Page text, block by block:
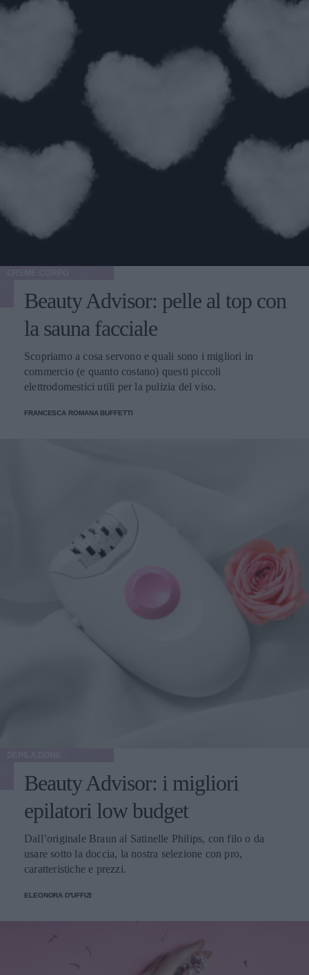
Beauty Advisor: pelle al top con
la sauna facciale
Scopriamo a cosa servono e quali sono i migliori in
commercio (e quanto costano) questi piccoli
elettrodomestici utili per la pulizia del viso.
FRANCESCA ROMANA BUFFETTI
Beauty Advisor: i migliori
epilatori low budget
Dall’originale Braun al Satinelle Philips, con filo o da
usare sotto la doccia, la nostra selezione con pro,
caratteristiche e prezzi.
ELEONORA D'UFFIZI